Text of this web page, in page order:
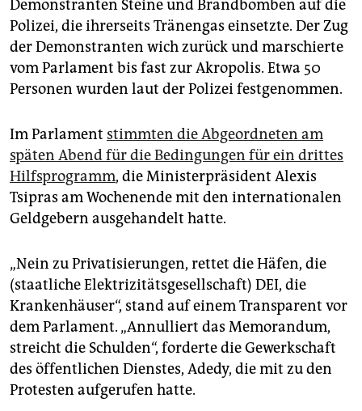
genossenschaft
epaper login
Demonstranten Steine und Brandbomben auf die
Polizei, die ihrerseits Tränengas einsetzte. Der Zug
der Demonstranten wich zurück und marschierte
vom Parlament bis fast zur Akropolis. Etwa 50
Personen wurden laut der Polizei festgenommen.
Im Parlament stimmten die Abgeordneten am
späten Abend für die Bedingungen für ein drittes
Hilfsprogramm, die Ministerpräsident Alexis
Tsipras am Wochenende mit den internationalen
Geldgebern ausgehandelt hatte.
„Nein zu Privatisierungen, rettet die Häfen, die
(staatliche Elektrizitätsgesellschaft) DEI, die
Krankenhäuser“, stand auf einem Transparent vor
dem Parlament. „Annulliert das Memorandum,
streicht die Schulden“, forderte die Gewerkschaft
des öffentlichen Dienstes, Adedy, die mit zu den
Protesten aufgerufen hatte.